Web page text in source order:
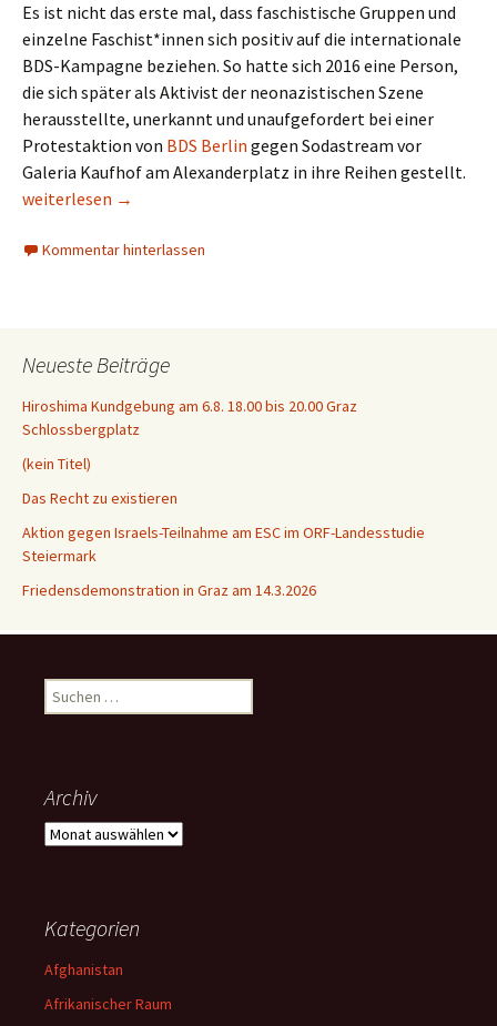
Es ist nicht das erste mal, dass faschistische Gruppen und
einzelne Faschist*innen sich positiv auf die internationale
BDS-Kampagne beziehen. So hatte sich 2016 eine Person,
die sich später als Aktivist der neonazistischen Szene
herausstellte, unerkannt und unaufgefordert bei einer
Protestaktion von BDS Berlin gegen Sodastream vor
Galeria Kaufhof am Alexanderplatz in ihre Reihen gestellt.
Es gibt keinen gemeinsamen Kampf mit Rassist*innen oder
weiterlesen →
Kommentar hinterlassen
Neueste Beiträge
Hiroshima Kundgebung am 6.8. 18.00 bis 20.00 Graz
Schlossbergplatz
(kein Titel)
Das Recht zu existieren
Aktion gegen Israels-Teilnahme am ESC im ORF-Landesstudie
Steiermark
Friedensdemonstration in Graz am 14.3.2026
Suchen
nach:
Archiv
Archiv
Kategorien
Afghanistan
Afrikanischer Raum